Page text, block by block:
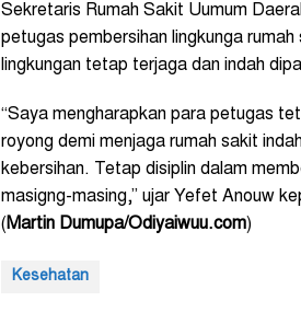
Sekretaris Rumah Sakit Uumum
petugas pembersihan lingkunga
lingkungan tetap terjaga dan indah
“Saya mengharapkan para petugas
royong demi menjaga rumah sakit
kebersihan. Tetap disiplin dalam
masigng-masing,” ujar Yefet Anouw
(Martin Dumupa/Odiyaiwuu.com)
Kesehatan